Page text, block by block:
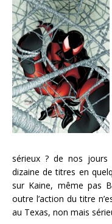
sérieux ? de nos
dizaine de titres en
sur Kaine, même pas
outre l’action du titre
au Texas, non mais